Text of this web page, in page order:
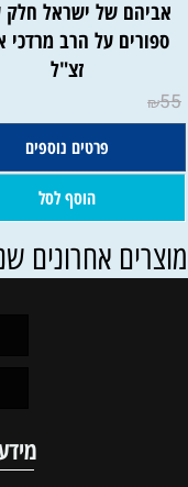
אביהם של ישראל חלק
ספורים על הרב מרדכי
זצ"ל
₪55
פרטים נוספים
הוסף לסל
אחרונים
מידע